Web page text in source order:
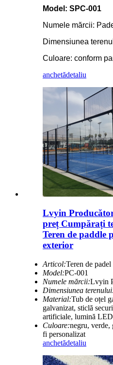
Model: SPC-001
Numele mărcii:
Dimensiunea
Culoare: conform
anchetădetaliu
Lvyin
preț Cumpărați
Teren de paddle
exterior
Articol:Teren de
Model:PC-001
Numele mărcii:Lvyin
Dimensiunea
Material:Tub de oțel
galvanizat, sticlă
artificiale, lumină
Culoare:negru, verde,
fi personalizat
anchetădetaliu